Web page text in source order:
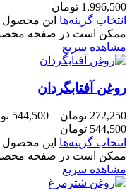
1,996,500 تومان
انتخاب گزینه‌ها این محصول
ممکن است در صفحه
مشاهده سریع
روغن آفتابگردان
272,250 تومان –
544,500
544,500 تومان
انتخاب گزینه‌ها این محصول
ممکن است در صفحه
مشاهده سریع